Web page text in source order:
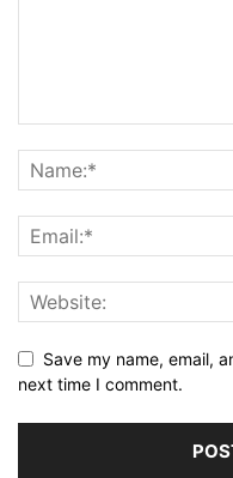
Save my name, email,
next time I comment.